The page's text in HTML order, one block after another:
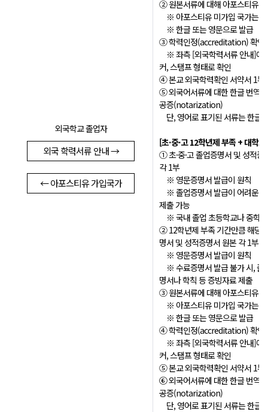
외국학교 졸업자
외국 학력서류 안내 →
← 아포스티유 가입국가
② 원본서류에 대해 아포스티유
※ 아포스티유 미가입 국가는
※ 한글 또는 영문으로 발급
③ 학력인정(accreditation) 확인
※ 좌측 [외국학력서류 안내]에
커, 스탬프 형태로 확인
④ 본교 외국학력확인 서약서 1부
⑤ 외국어서류에 대한 한글 번역
공증(notarization)
단, 영어로 표기된 서류는 한글
[초·중·고 12학년제 부족 + 대학
① 초·중·고 졸업증명서 및 성적
각 1부
※ 영문증명서 발급이 원칙
※ 졸업증명서 발급이 어려운
제출 가능
※ 국내 졸업 초등학교나 중학
② 12학년제 부족 기간만큼 해당
명서 및 성적증명서 원본 각 1부
※ 영문증명서 발급이 원칙
※ 수료증명서 발급 불가 시, 졸
명서나 학칙 등 증빙자료 제출
③ 원본서류에 대해 아포스티유
※ 아포스티유 미가입 국가는
※ 한글 또는 영문으로 발급
④ 학력인정(accreditation) 확인
※ 좌측 [외국학력서류 안내]에
커, 스탬프 형태로 확인
⑤ 본교 외국학력확인 서약서 1부
⑥ 외국어서류에 대한 한글 번역
공증(notarization)
단, 영어로 표기된 서류는 한글